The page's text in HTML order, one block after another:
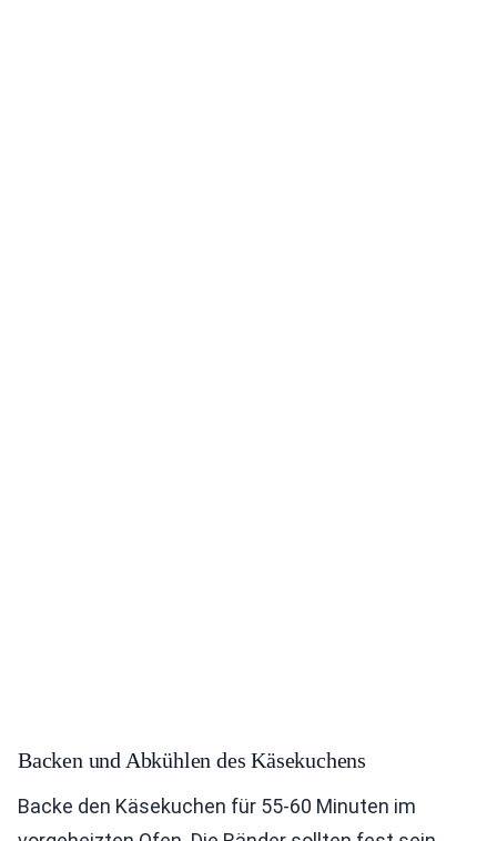
Backen und Abkühlen des Käsekuchens
Backe den Käsekuchen für 55-60 Minuten im